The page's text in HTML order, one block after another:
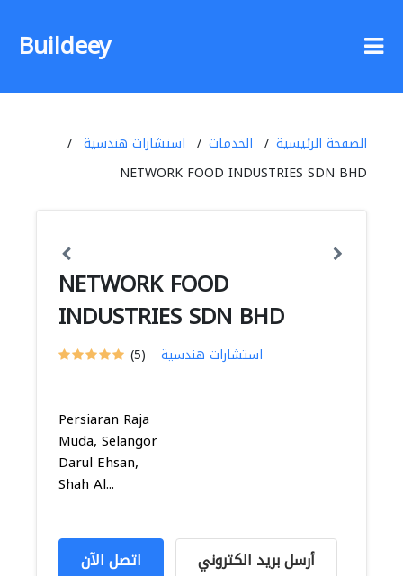
Buildeey
الصفحة الرئيسية الخدمات
استشارات هندسية
NETWORK FOOD INDUSTRIES SDN BHD
NETWORK FOOD
INDUSTRIES SDN BHD
(5) استشارات هندسية
Persiaran Raja
Muda, Selangor
Darul Ehsan,
Shah Al...
اتصل الآن أرسل بريد الكتروني